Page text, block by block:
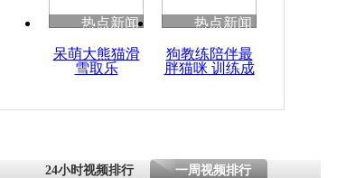
热点新闻
呆萌大熊猫滑
雪取乐
热点新闻
狗教练陪伴最
胖猫咪 训练成
24小时视频排行 一周视频排行